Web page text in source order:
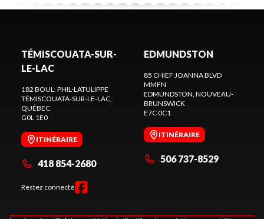
TÉMISCOUATA-SUR-
LE-LAC
182 BOUL. PHIL-LATULIPPE
TÉMISCOUATA-SUR-LE-LAC
QUÉBEC
G0L 1E0
ITINÉRAIRE
418 854-2680
Restez connecté
EDMUNDSTON
85 CHIEF JOANNA BLVD
MMFN
EDMUNDSTON , NOUVEAU-
BRUNSWICK
E7C 0C1
ITINÉRAIRE
506 737-8529